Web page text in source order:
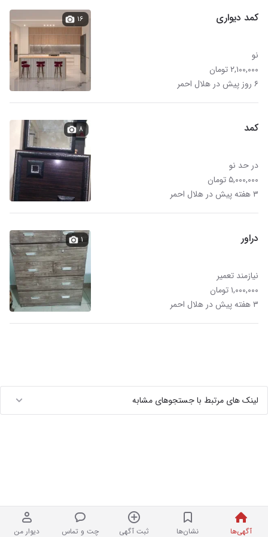
آگهی‌ها نشان‌ها ثبت آگهی چت و تماس دیوار من
کمد دیواری
نو
۲,۱۰۰,۰۰۰ تومان
۶ روز پیش در هلال احمر
۱۶
کمد
در حد نو
۵,۰۰۰,۰۰۰ تومان
۳ هفته پیش در هلال احمر
۸
دراور
نیازمند تعمیر
۱,۰۰۰,۰۰۰ تومان
۳ هفته پیش در هلال احمر
۱
لینک های مرتبط با جستجوهای مشابه